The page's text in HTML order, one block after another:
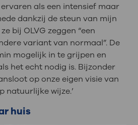
ervaren als een intensief maar
dankzij de steun van mijn
bij OLVG zeggen “een
variant van normaal”. De
mogelijk in te grijpen en
het echt nodig is. Bijzonder
op onze eigen visie van
natuurlijke wijze.’
huis